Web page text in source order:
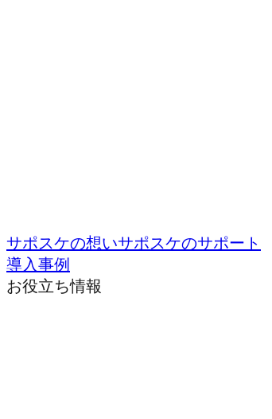
サポスケの想いサポスケのサポート
導入事例
お役立ち情報